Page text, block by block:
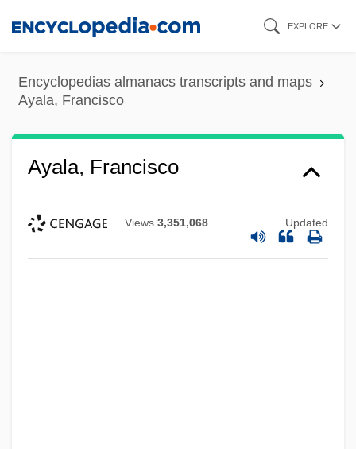
content
EXPLORE
Encyclopedias almanacs transcripts and maps
Ayala, Francisco
Ayala, Francisco
Views 3,351,068 Updated